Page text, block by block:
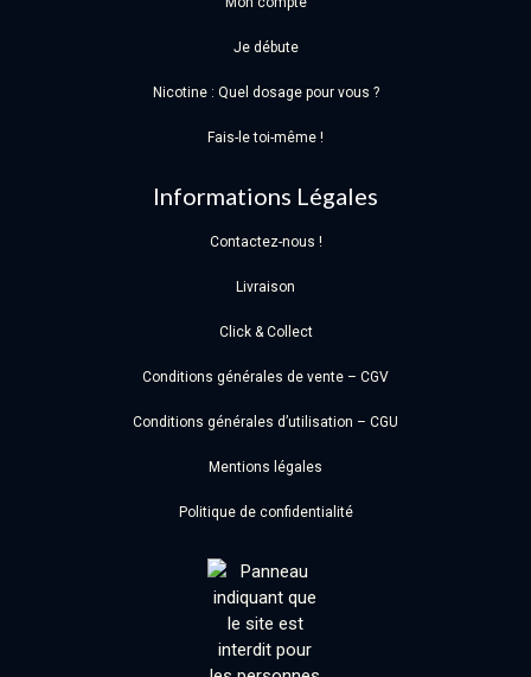
Je débute
Nicotine : Quel dosage pour vous ?
Fais-le toi-même !
Informations Légales
Contactez-nous !
Livraison
Click & Collect
Conditions générales de vente – CGV
Conditions générales d’utilisation – CGU
Mentions légales
Politique de confidentialité